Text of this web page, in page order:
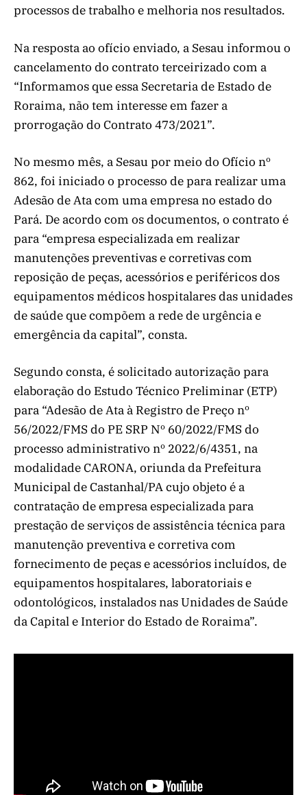
processos de trabalho e melhoria nos resultados.
Na resposta ao ofício enviado, a Sesau informou o
cancelamento do contrato terceirizado com a
“Informamos que essa Secretaria de Estado de
Roraima, não tem interesse em fazer a
prorrogação do Contrato 473/2021”.
No mesmo mês, a Sesau por meio do Ofício nº
862, foi iniciado o processo de para realizar uma
Adesão de Ata com uma empresa no estado do
Pará. De acordo com os documentos, o contrato é
para “empresa especializada em realizar
manutenções preventivas e corretivas com
reposição de peças, acessórios e periféricos dos
equipamentos médicos hospitalares das unidades
de saúde que compõem a rede de urgência e
emergência da capital”, consta.
Segundo consta, é solicitado autorização para
elaboração do Estudo Técnico Preliminar (ETP)
para “Adesão de Ata à Registro de Preço nº
56/2022/FMS do PE SRP Nº 60/2022/FMS do
processo administrativo nº 2022/6/4351, na
modalidade CARONA, oriunda da Prefeitura
Municipal de Castanhal/PA cujo objeto é a
contratação de empresa especializada para
prestação de serviços de assistência técnica para
manutenção preventiva e corretiva com
fornecimento de peças e acessórios incluídos, de
equipamentos hospitalares, laboratoriais e
odontológicos, instalados nas Unidades de Saúde
da Capital e Interior do Estado de Roraima”.